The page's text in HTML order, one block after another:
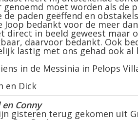
genoemd moet worden als de
de paden geëffend en
Joop bedankt voor de meer
direct in beeld geweest maar
daarvoor bedankt. Ook
lastig met ons gehad ook
in de Messinia in Pelops
en Dick
en Conny
gisteren terug gekomen uit